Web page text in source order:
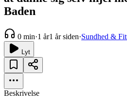
Baden
0 min·1 år1 år siden·Sundhed &
Lyt
Beskrivelse